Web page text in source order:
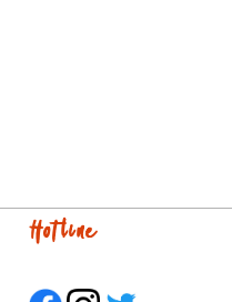
Hotline